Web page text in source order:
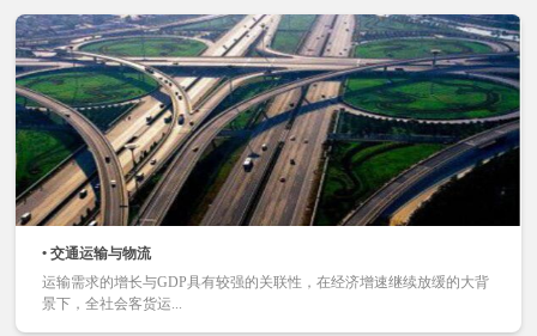
• 交通运输与物流
运输需求的增长与GDP具有较强的关联性，在经济增速继续放缓的大背
景下，全社会客货运...